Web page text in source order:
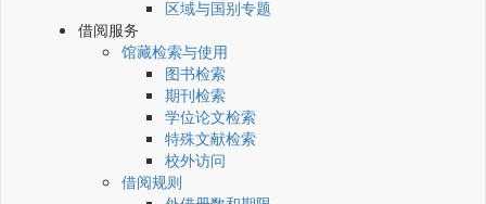
区域与国别专题
借阅服务
馆藏检索与使用
图书检索
期刊检索
学位论文检索
特殊文献检索
校外访问
借阅规则